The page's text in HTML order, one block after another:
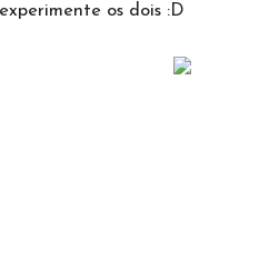
os dois :D